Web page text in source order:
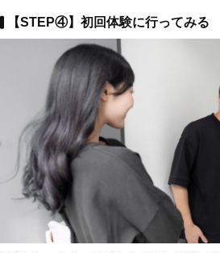
【STEP④】初回体験に行ってみる